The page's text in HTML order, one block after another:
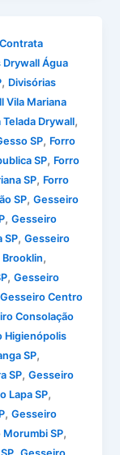
Contrata
Drywall Água
, Divisórias
Vila Mariana
Telada Drywall,
SP, Forro
SP, Forro
SP, Forro
SP,Gesseiro
,Gesseiro
SP,Gesseiro
,
,Gesseiro
Gesseiro Centro
Consolação
Higienópolis
SP,
SP,Gesseiro
Lapa SP,
,Gesseiro
SP,